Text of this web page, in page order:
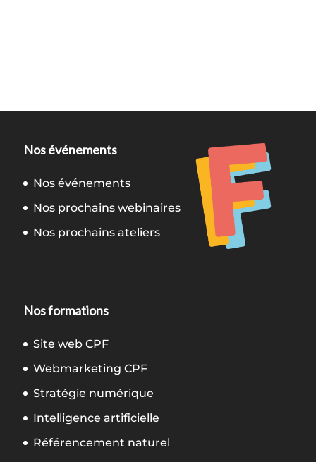
Nos événements
Nos événements
Nos prochains webinaires
Nos prochains ateliers
Nos formations
Site web CPF
Webmarketing CPF
Stratégie numérique
Intelligence artificielle
Référencement naturel